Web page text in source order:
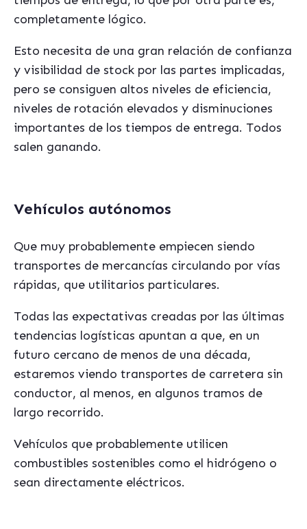
completamente lógico.
Esto necesita de una gran relación de confianza
y visibilidad de stock por las partes implicadas,
pero se consiguen altos niveles de eficiencia,
niveles de rotación elevados y disminuciones
importantes de los tiempos de entrega. Todos
salen ganando.
Vehículos autónomos
Que muy probablemente empiecen siendo
transportes de mercancías circulando por vías
rápidas, que utilitarios particulares.
Todas las expectativas creadas por las últimas
tendencias logísticas apuntan a que, en un
futuro cercano de menos de una década,
estaremos viendo transportes de carretera sin
conductor, al menos, en algunos tramos de
largo recorrido.
Vehículos que probablemente utilicen
combustibles sostenibles como el hidrógeno o
sean directamente eléctricos.